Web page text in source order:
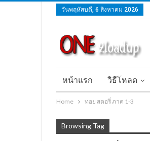
วันพฤหัสบดี, 6 สิงหาคม 2026
หน้าแรก วิธีโหลด
Home ทอย สตอรี่ ภาค 1-3
Browsing Tag